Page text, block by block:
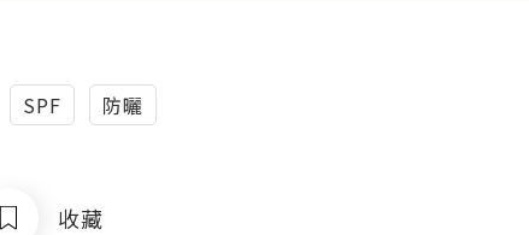
SPF 防曬
收藏